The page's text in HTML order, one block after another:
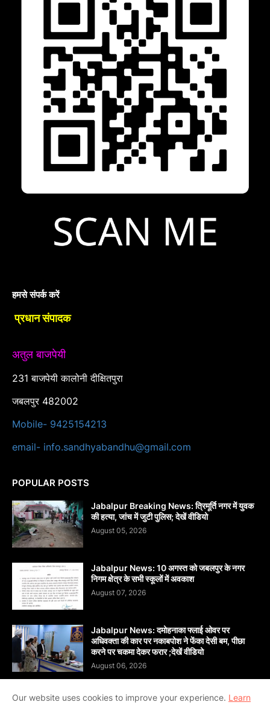
हमसे संपर्क करें
प्रधान संपादक
अतुल बाजपेयी
231 बाजपेयी कालोनी दीक्षितपुरा
जबलपुर 482002
Mobile- 9425154213
email- info.sandhyabandhu@gmail.com
POPULAR POSTS
Jabalpur Breaking News: त्रिमूर्ति नगर में युवक
की हत्या, जांच में जुटी पुलिस; देखें वीडियो
August 05, 2026
Jabalpur News: 10 अगस्त को जबलपुर के नगर
निगम क्षेत्र के सभी स्कूलों में अवकाश
August 07, 2026
Jabalpur News: दमोहनाका फ्लाई ओवर पर
अधिवक्ता की कार पर नकाबपोश ने फेंका देसी बम, पीछा
करने पर चकमा देकर फरार ;देखें वीडियो
August 06, 2026
Our website uses cookies to improve your experience. Learn